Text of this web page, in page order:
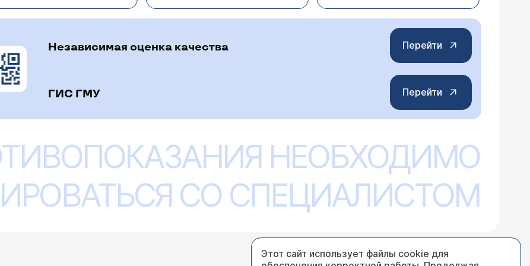
у моего сына (ему 1 год 7 мес.) обнаружена водянка левого яичка. Дело в том, что
и 6 мес. После этого поднялась температура 39.5. Мы вызвали скорую помощь.
так как болеем. Не вредно ли будет наше ничего неделанье? Может нужно ехать в
отечность?Можно ли ночью, при таком диагнозе, пользоваться памперсами, не
о сообщающейся водянке оболочек яичка. Ребенка надо показать хирургу.
Независимая оценка качества Перейти
ГИС ГМУ Перейти
НЕОБХОДИМО
СО СПЕЦИАЛИСТОМ
Этот сайт использует файлы cookie для